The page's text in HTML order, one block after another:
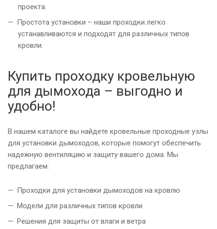
проекта.
Простота установки – наши проходки легко
устанавливаются и подходят для различных типов
кровли.
Купить проходку кровельную
для дымохода – выгодно и
удобно!
В нашем каталоге вы найдете кровельные проходные узлы
для установки дымоходов, которые помогут обеспечить
надежную вентиляцию и защиту вашего дома. Мы
предлагаем:
Проходки для установки дымоходов на кровлю
Модели для различных типов кровли
Решения для защиты от влаги и ветра